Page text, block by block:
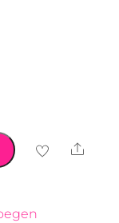
Share